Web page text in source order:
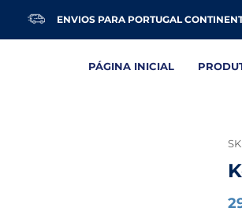
ENVIOS PARA PORTUGAL
PÁGINA INICIAL